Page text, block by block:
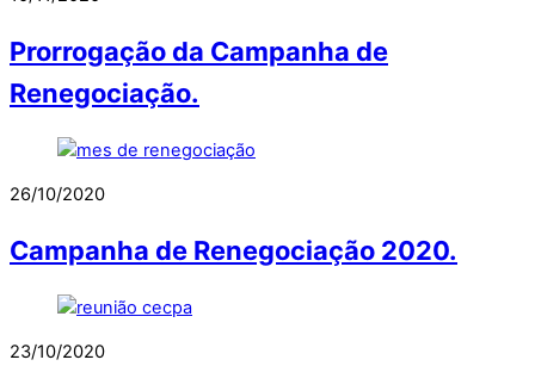
Prorrogação da Campanha de
Renegociação.
26/10/2020
Campanha de Renegociação 2020.
23/10/2020